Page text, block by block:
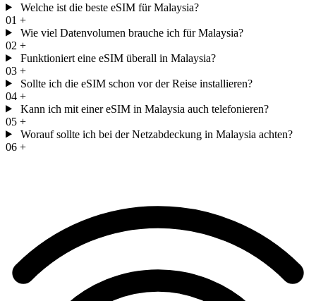
Welche ist die beste eSIM für Malaysia?
01 +
Wie viel Datenvolumen brauche ich für Malaysia?
02 +
Funktioniert eine eSIM überall in Malaysia?
03 +
Sollte ich die eSIM schon vor der Reise installieren?
04 +
Kann ich mit einer eSIM in Malaysia auch telefonieren?
05 +
Worauf sollte ich bei der Netzabdeckung in Malaysia achten?
06 +